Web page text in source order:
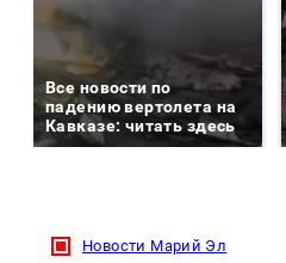
Все новости по
падению вертолета на
Кавказе: читать здесь
Новости Марий Эл